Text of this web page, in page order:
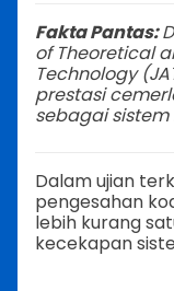
Fakta Pantas:
of Theoretical
Technology
prestasi
sebagai
Dalam ujian
pengesahan
lebih kurang
kecekapan